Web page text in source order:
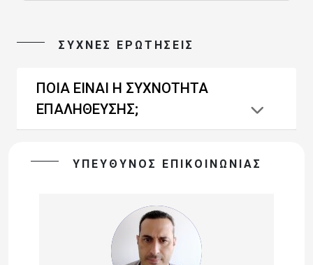
ΣΥΧΝΕΣ ΕΡΩΤΗΣΕΙΣ
ΠOIA EINAI H ΣΥΧΝΟΤΗΤΑ
ΕΠΑΛΗΘΕΥΣΗΣ;
ΥΠΕΥΘΥΝΟΣ ΕΠΙΚΟΙΝΩΝΙΑΣ